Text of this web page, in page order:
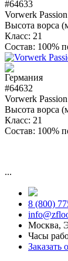
#64633
Vorwerk
Высота ворса
Класс: 21
Состав: 100%
#64632
Vorwerk
Высота ворса
Класс: 21
Состав: 100%
...
8 (800)
Москва,
Часы
Заказать